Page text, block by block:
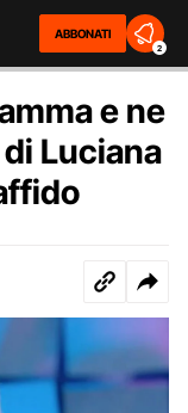
ABBONATI
2
e ne
Luciana